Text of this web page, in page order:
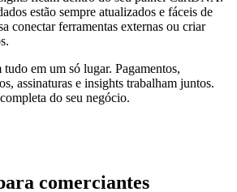
estão sempre atualizados e fáceis de
conectar ferramentas externas ou criar
em um só lugar. Pagamentos,
assinaturas e insights trabalham juntos.
do seu negócio.
comerciantes